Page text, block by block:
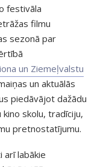
festivāla
filmu
sezonā par
un Ziemeļvalstu
un aktuālās
piedāvājot dažādu
skolu, tradīciju,
pretnostatījumu.
arī labākie